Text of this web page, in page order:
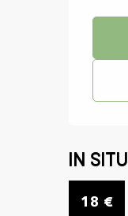
In situ
18 €